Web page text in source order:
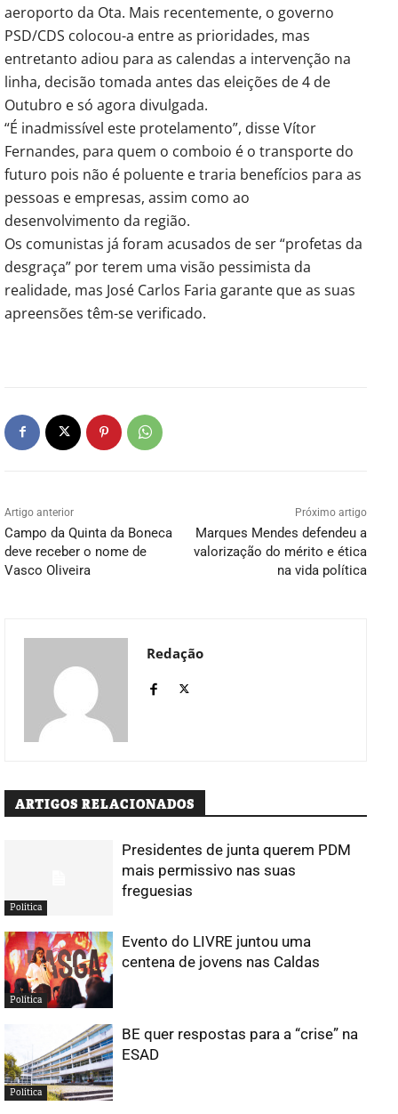
aeroporto da Ota. Mais recentemente, o governo
PSD/CDS colocou-a entre as prioridades, mas
entretanto adiou para as calendas a intervenção na
linha, decisão tomada antes das eleições de 4 de
Outubro e só agora divulgada.
“É inadmissível este protelamento”, disse Vítor
Fernandes, para quem o comboio é o transporte do
futuro pois não é poluente e traria benefícios para as
pessoas e empresas, assim como ao
desenvolvimento da região.
Os comunistas já foram acusados de ser “profetas da
desgraça” por terem uma visão pessimista da
realidade, mas José Carlos Faria garante que as suas
apreensões têm-se verificado.
Artigo anterior
Campo da Quinta da Boneca
deve receber o nome de
Vasco Oliveira
Próximo artigo
Marques Mendes defendeu a
valorização do mérito e ética
na vida política
Redação
ARTIGOS RELACIONADOS
Política
Presidentes de junta querem PDM
mais permissivo nas suas
freguesias
Política
Evento do LIVRE juntou uma
centena de jovens nas Caldas
Política
BE quer respostas para a “crise” na
ESAD